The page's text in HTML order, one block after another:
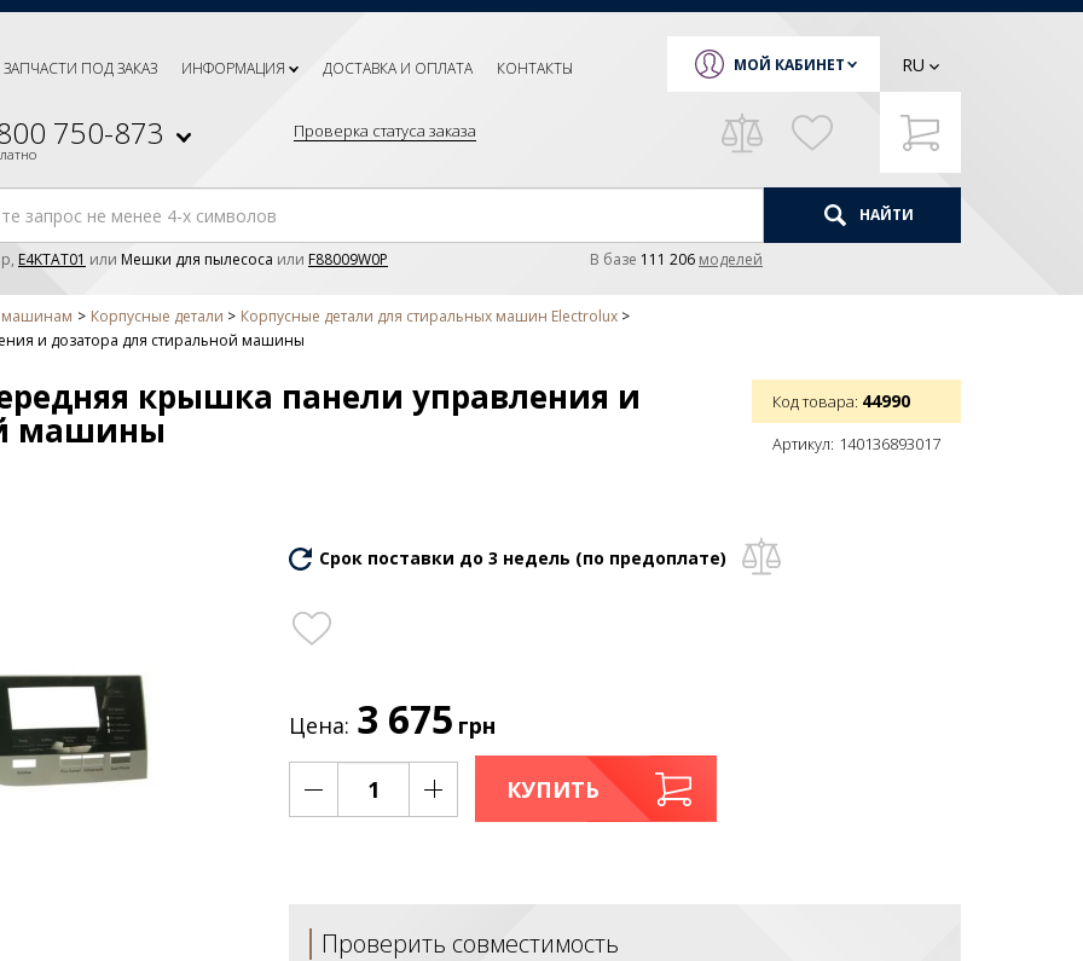
ЗАПЧАСТИ ПОД ЗАКАЗ ИНФОРМАЦИЯ ДОСТАВКА И ОПЛАТА КОНТАКТЫ
750-873 Проверка статуса заказа
МОЙ КАБИНЕТ RU
НАЙТИ
E4KTAT01 или Мешки для пылесоса или F88009W0P В базе 111 206 моделей
машинам Корпусные детали
Корпусные детали для стиральных машин Electrolux
и дозатора для стиральной машины
крышка панели управления и
машины
Код товара: 44990
Артикул: 140136893017
Срок поставки до 3 недель (по предоплате)
Цена: 3 675 грн
КУПИТЬ
Проверить совместимость